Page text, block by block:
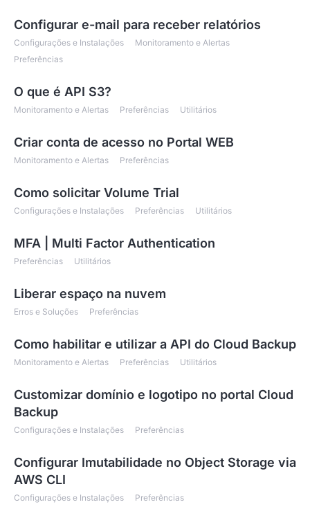
Configurar e-mail para receber relatórios
Configurações e Instalações
Monitoramento e Alertas
Preferências
O que é API S3?
Monitoramento e Alertas Preferências Utilitários
Criar conta de acesso no Portal WEB
Monitoramento e Alertas Preferências
Como solicitar Volume Trial
Configurações e Instalações Preferências Utilitários
MFA | Multi Factor Authentication
Preferências Utilitários
Liberar espaço na nuvem
Erros e Soluções Preferências
Como habilitar e utilizar a API do Cloud Backup
Monitoramento e Alertas Preferências Utilitários
Customizar domínio e logotipo no portal Cloud
Backup
Configurações e Instalações Preferências
Configurar Imutabilidade no Object Storage via
AWS CLI
Configurações e Instalações Preferências